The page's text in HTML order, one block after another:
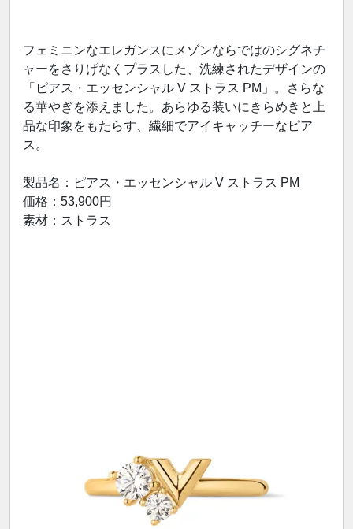
フェミニンなエレガンスにメゾンならではのシグネチ
ャーをさりげなくプラスした、洗練されたデザインの
「ピアス・エッセンシャル V ストラス PM」。さらな
る華やぎを添えました。あらゆる装いにきらめきと上
品な印象をもたらす、繊細でアイキャッチーなピア
ス。
製品名：ピアス・エッセンシャル V ストラス PM
価格：53,900円
素材：ストラス